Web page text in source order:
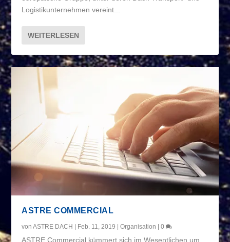
Logistikunternehmen vereint...
WEITERLESEN
ASTRE COMMERCIAL
vonASTRE DACH | Feb. 11, 2019 |Organisation |0
ASTRE Commercial kümmert sich im Wesentlichen um